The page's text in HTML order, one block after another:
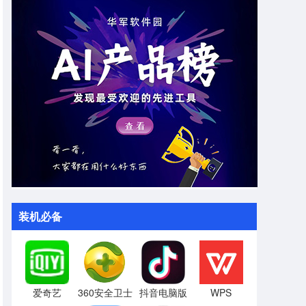
装机必备
爱奇艺 360安全卫士 抖音电脑版 WPS